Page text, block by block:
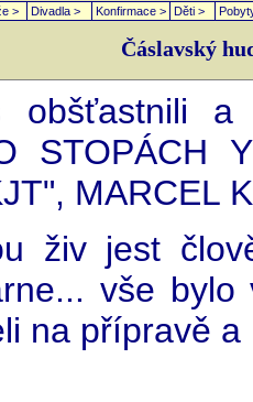
Čáslavský
obšťastnili a
STOPÁCH
MARCEL
živ jest
vše
na přípravě
> Divadla > Konfirmace > Děti >